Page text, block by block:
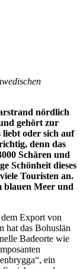
nördlich
gehört zur
liebt oder sich auf
denn das
Schären und
Schönheit dieses
Touristen an.
blauen Meer und
Export von
hat das Bohuslän
Badeorte wie
ein